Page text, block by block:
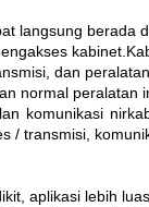
langsung berada
dan
normal peralatan
komunikasi
/ transmisi,
aplikasi lebih